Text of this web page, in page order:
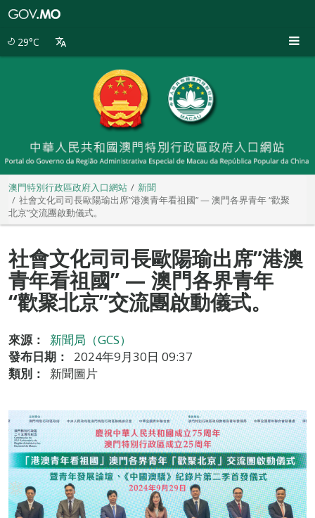
29°C
澳門特別行政區政府入口網站
新聞
社會文化司司長歐陽瑜出席”港澳青年看祖國” — 澳門各界青年 “歡聚
北京”交流團啟動儀式。
社會文化司司長歐陽瑜出席”港澳
青年看祖國” — 澳門各界青年
“歡聚北京”交流團啟動儀式。
來源：
新聞局（GCS）
發布日期：
2024年9月30日 09:37
類別：
新聞圖片